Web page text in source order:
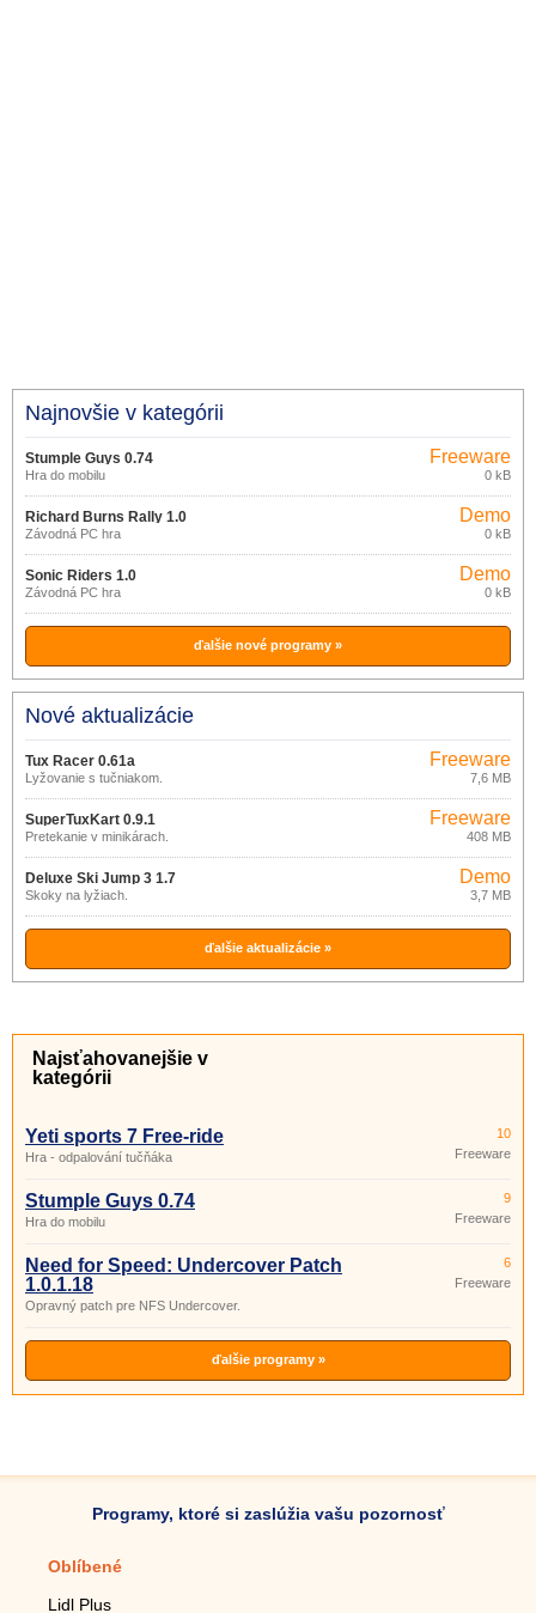
Najnovšie v kategórii
Stumple Guys 0.74
Hra do mobilu
Freeware
0 kB
Richard Burns Rally 1.0
Závodná PC hra
Demo
0 kB
Sonic Riders 1.0
Závodná PC hra
Demo
0 kB
ďalšie nové programy »
Nové aktualizácie
Tux Racer 0.61a
Lyžovanie s tučniakom.
Freeware
7,6 MB
SuperTuxKart 0.9.1
Pretekanie v minikárach.
Freeware
408 MB
Deluxe Ski Jump 3 1.7
Skoky na lyžiach.
Demo
3,7 MB
ďalšie aktualizácie »
Najsťahovanejšie v
kategórii
Yeti sports 7 Free-ride
Hra - odpalování tučňáka
10
Freeware
Stumple Guys 0.74
Hra do mobilu
9
Freeware
Need for Speed: Undercover Patch
1.0.1.18
Opravný patch pre NFS Undercover.
6
Freeware
ďalšie programy »
Programy, ktoré si zaslúžia vašu pozornosť
Oblíbené
Lidl Plus